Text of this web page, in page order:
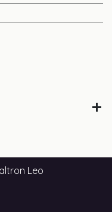
Leo